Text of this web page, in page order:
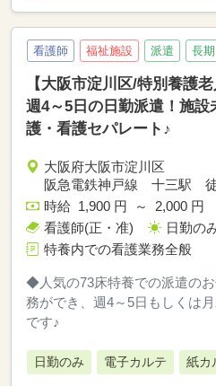
看護師 福祉施設 派遣 長期
【大阪市淀川区/特別養護
週4～5日の日勤派遣！施
護・看護セパレート♪
大阪府大阪市淀川区
阪急電鉄神戸線 十三駅
時給 1,900 円 ～ 2,000 円
看護師(正・准)
日勤の
特養内での看護業務全般
◆人気の73床特養での派遣の
務ができ、週4～5日もしくは
です♪
日勤のみ 電子カルテ 紙カ